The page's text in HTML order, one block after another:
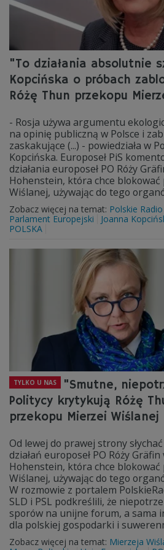
"To działania absolutnie
Kopcińska o próbach
Różę Thun przekopu
- Rosja używa argumentu
na opinię publiczną w Polsce i
zaskakujące (...) - powiedziała w
Kopcińska. Europoseł PiS
działania europoseł PO Róży
Hohenstein, która chce
Wiślanej, używając do tego
Zobacz więcej na temat: Polskie
Parlament Europejski
Joanna
POLSKA
TYLKO U NAS
"Smutne,
Politycy krytykują Różę
przekopu Mierzei Wiślanej
Od lewej do prawej strony
działań europoseł PO Róży
Hohenstein, która chce
Wiślanej, używając do tego
W rozmowie z portalem
SLD i PSL podkreślili, że
sporów na unijne forum, a sama
dla polskiej gospodarki i
Zobacz więcej na temat: Mierzeja